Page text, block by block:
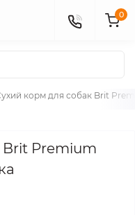
0
корм для собак Brit
Brit Premium